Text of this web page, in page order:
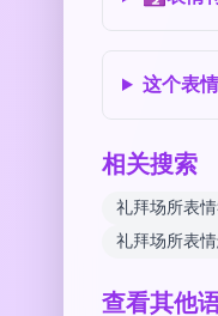
这个表
相关搜索
礼拜场所表
礼拜场所表
查看其他